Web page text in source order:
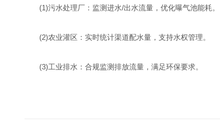
(1)污水处理厂：监测进水/出水流量，优化曝气池能耗。
(2)农业灌区：实时统计渠道配水量，支持水权管理。
(3)工业排水：合规监测排放流量，满足环保要求。